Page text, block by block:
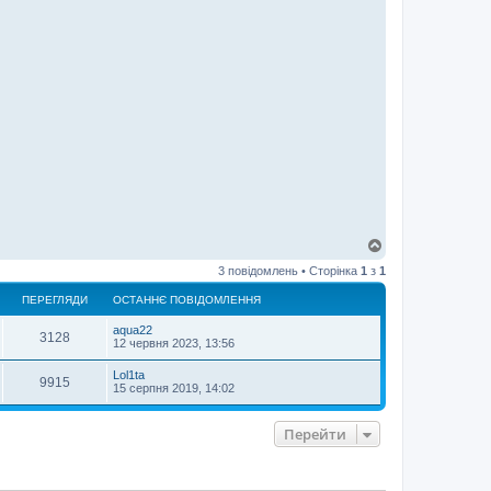
г
о
3 повідомлень • Сторінка 1 з 1
ПЕРЕГЛЯДИ ОСТАННЄ ПОВІДОМЛЕННЯ
3128
aqua22
12 червня 2023, 13:56
9915
Lol1ta
15 серпня 2019, 14:02
Перейти